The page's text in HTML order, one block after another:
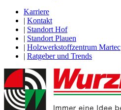
Karriere
| Kontakt
| Standort Hof
| Standort Plauen
| Holzwerkstoffzentrum Martec
| Ratgeber und Trends